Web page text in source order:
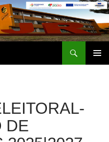
DE